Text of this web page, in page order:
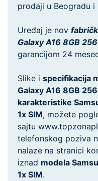
prodaji u Beogradu i
Uređaj je nov
Galaxy A16 8GB
garancijom 24
Slike i specifikacija
Galaxy A16 8GB
karakteristike
1x SIM, možete
sajtu
telefonskog poziva
nalaze na stranici
iznad modela
1x SIM.